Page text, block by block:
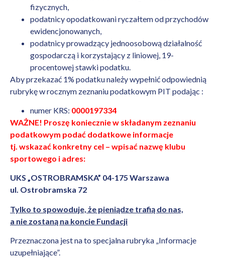
fizycznych,
podatnicy opodatkowani ryczałtem od przychodów
ewidencjonowanych,
podatnicy prowadzący jednoosobową działalność
gospodarczą i korzystający z liniowej, 19-
procentowej stawki podatku.
Aby przekazać 1% podatku należy wypełnić odpowiednią
rubrykę w rocznym zeznaniu podatkowym PIT podając :
numer KRS: 0000197334
WAŻNE! Proszę koniecznie w składanym zeznaniu
podatkowym podać dodatkowe informacje
tj. wskazać konkretny cel – wpisać nazwę klubu
sportowego i adres:
UKS „OSTROBRAMSKA” 04-175 Warszawa
ul. Ostrobramska 72
Tylko to spowoduje, że pieniądze trafią do nas,
a nie zostaną na koncie Fundacji
Przeznaczona jest na to specjalna rubryka „Informacje
uzupełniające”.